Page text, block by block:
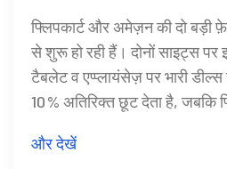
देगा ज्यादा छूट और कौनसे कार्ड
फ्लिपकार्ट और अमेज़न की दो बड़ी
से शुरू हो रही हैं। दोनों साइट्स पर
टैबलेट व एप्प्लायंसेज़ पर भारी
10 % अतिरिक्त छूट देता है, जबकि
प्रोडक्ट्स पर बचत दुगुनी हो सकती
और देखें